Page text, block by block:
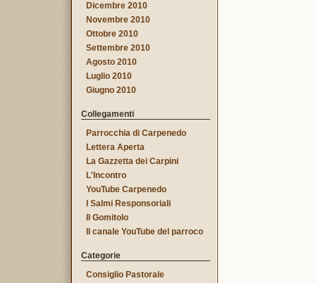
Dicembre 2010
Novembre 2010
Ottobre 2010
Settembre 2010
Agosto 2010
Luglio 2010
Giugno 2010
Collegamenti
Parrocchia di Carpenedo
Lettera Aperta
La Gazzetta dei Carpini
L'Incontro
YouTube Carpenedo
I Salmi Responsoriali
Il Gomitolo
Il canale YouTube del parroco
Categorie
Consiglio Pastorale